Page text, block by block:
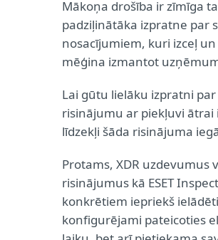
Mākoņa drošība ir zīmīga
padziļinātāka izpratne par
nosacījumiem, kuri izceļ
mēģina izmantot
Lai gūtu lielāku izpratni
risinājumu ar piekļuvi
līdzekļi šāda risinājuma
Protams, XDR
risinājumus kā ESET
konkrētiem iepriekš
konfigurējami pateicoties